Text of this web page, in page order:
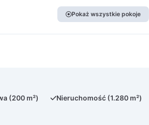
Pokaż wszystkie pokoje
(200 m²) Nieruchomość (1.280 m²)